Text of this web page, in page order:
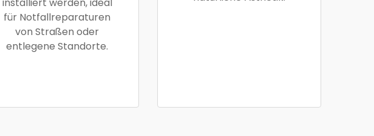
für Notfallreparaturen
von Straßen oder
entlegene Standorte.